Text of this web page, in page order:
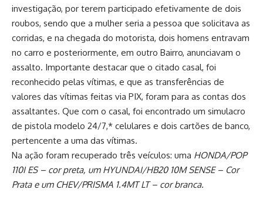
investigação, por terem participado efetivamente de dois
roubos, sendo que a mulher seria a pessoa que solicitava as
corridas, e na chegada do motorista, dois homens entravam
no carro e posteriormente, em outro Bairro, anunciavam o
assalto. Importante destacar que o citado casal, foi
reconhecido pelas vítimas, e que as transferências de
valores das vítimas feitas via PIX, foram para as contas dos
assaltantes. Que com o casal, foi encontrado um simulacro
de pistola modelo 24/7,* celulares e dois cartões de banco,
pertencente a uma das vítimas.
Na ação foram recuperado três veículos: uma HONDA/POP
110I ES – cor preta, um HYUNDAI/HB20 10M SENSE – Cor
Prata e um CHEV/PRISMA 1.4MT LT – cor branca.